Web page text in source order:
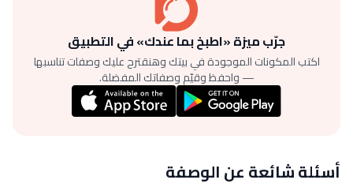
جرّب ميزة «اطبخ بما عندك» في التطبيق
اكتب المكونات الموجودة في بيتك وهنقترح عليك وصفات تناسبها
— واحفظ وقيّم وصفاتك المفضلة.
أسئلة شائعة عن الوصفة